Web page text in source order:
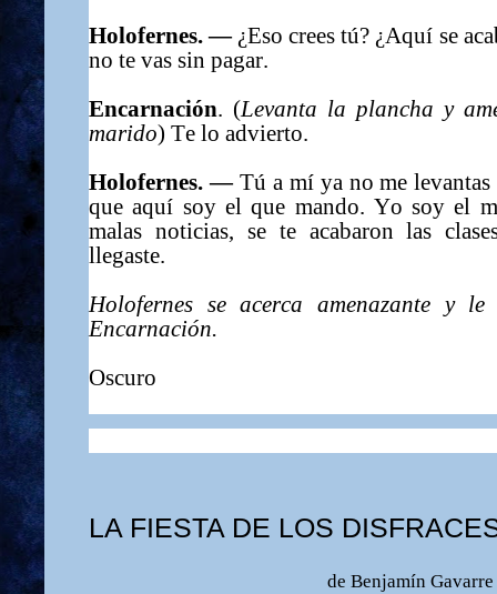
Holofernes. — ¿Eso crees tú? ¿Aquí se
no te vas sin pagar.
Encarnación. (Levanta la plancha y
marido) Te lo advierto.
Holofernes. — Tú a mí ya no me
que aquí soy el que mando. Yo soy el
malas noticias, se te acabaron las
llegaste.
Holofernes se acerca amenazante y
Encarnación.
Oscuro
LA FIESTA DE LOS
de Benjamín Gavarre